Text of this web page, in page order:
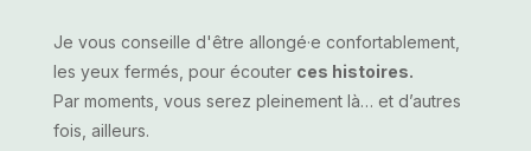
Je vous conseille d'être allongé·e confortablement,
les yeux fermés, pour écouter ces histoires.
Par moments, vous serez pleinement là… et d’autres
fois, ailleurs.